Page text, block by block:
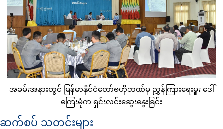
အခမ်းအနားတွင် မြန်မာနိုင်ငံ​တော်ဗဟိုဘဏ်မှ ညွှန်​ကြား​ရေးမှူး ​ဒေါ်​
ကြေးမုံက ရှင်းလင်း​ဆွေး​နွေးခြင်း
ဆက်စပ် သတင်းများ